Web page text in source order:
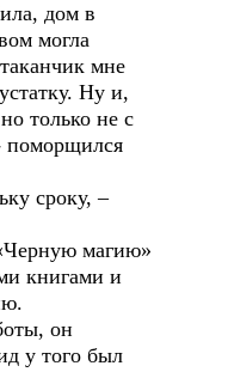
дом в
могла
мне
Ну и,
только не с
поморщился
сроку, –
магию»
книгами и
он
у того был